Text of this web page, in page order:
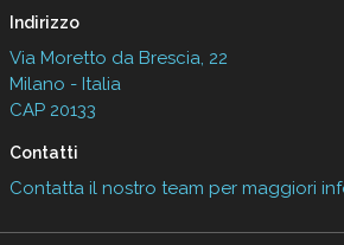
Indirizzo
Via Moretto da Brescia, 22
Milano - Italia
CAP 20133
Contatti
Contatta il nostro team per maggiori